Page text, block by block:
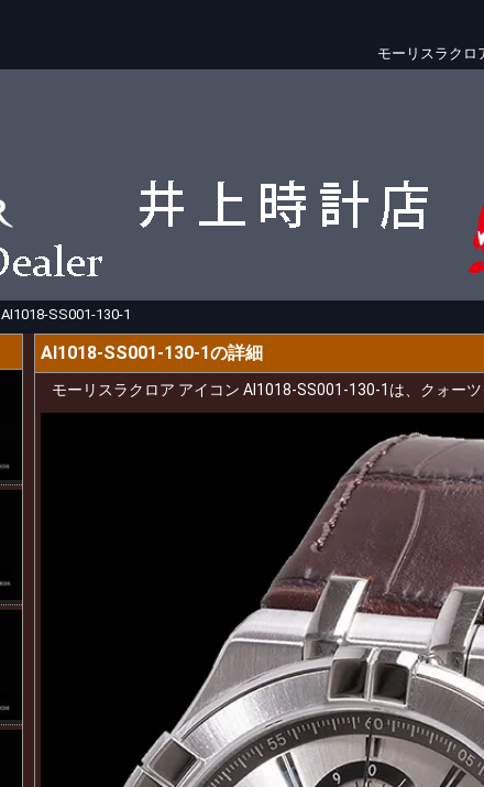
モーリスラクロ
AI1018-SS001-130-1
AI1018-SS001-130-1の詳細
モーリスラクロア アイコン AI1018-SS001-130-1は、クォー